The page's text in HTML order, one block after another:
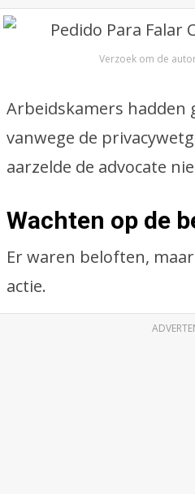
Verzoek om de
Arbeidskamers hadden
vanwege de
aarzelde de advocate
Wachten op de
Er waren beloften,
actie.